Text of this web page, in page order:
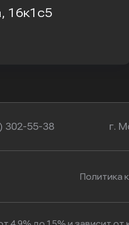
16к1с5
302-55-38 г.
Политика